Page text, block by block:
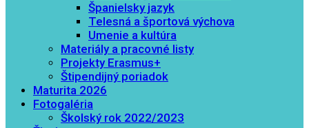
Španielsky jazyk
Telesná a športová výchova
Umenie a kultúra
Materiály a pracovné listy
Projekty Erasmus+
Štipendijný poriadok
Maturita 2026
Fotogaléria
Školský rok 2022/2023